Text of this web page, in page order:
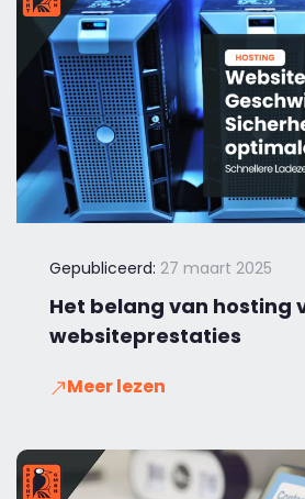
Gepubliceerd: 27 maart 2025
Het belang van hosting
websiteprestaties
Meer lezen